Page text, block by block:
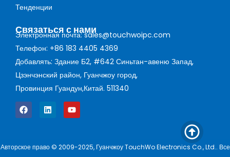
Тенденции
Связаться с нами
Электронная почта: sales@touchwoipc.com
Телефон: +86 183 4405 4369
Добавлять: Здание Б2, #642 Синьтан-авеню Запад,
Цзэнчэнский район, Гуанчжоу город,
Провинция Гуандун,Китай. 511340
Авторское право © 2009-2025, Гуанчжоу TouchWo Electronics Co., Ltd.. Все